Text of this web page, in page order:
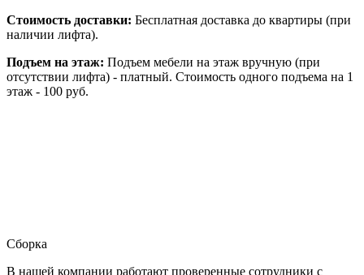
Стоимость доставки: Бесплатная доставка до квартиры (при
наличии лифта).
Подъем на этаж: Подъем мебели на этаж вручную (при
отсутствии лифта) - платный. Стоимость одного подъема на 1
этаж - 100 руб.
Сборка
В нашей компании работают проверенные сотрудники с